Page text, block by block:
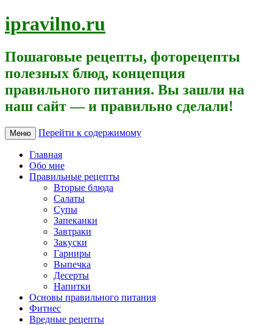
ipravilno.ru
Пошаговые рецепты, фоторецепты
полезных блюд, концепция
правильного питания. Вы зашли на
наш сайт — и правильно сделали!
Меню Перейти к содержимому
Главная
Обо мне
Правильные рецепты
Вторые блюда
Салаты
Супы
Запеканки
Завтраки
Закуски
Гарниры
Выпечка
Десерты
Напитки
Основы правильного питания
Фитнес
Вредные рецепты